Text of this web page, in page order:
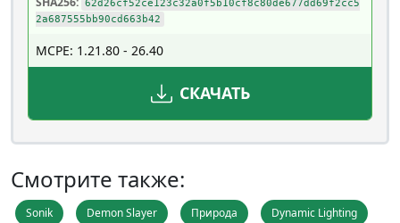
62d26cf52ce123c32a0f5b10cf8c80de677dd69f2cc5
2a687555bb90cd663b42
MCPE: 1.21.80 - 26.40
СКАЧАТЬ
Смотрите также:
Sonik Demon Slayer Природа Dynamic Lighting